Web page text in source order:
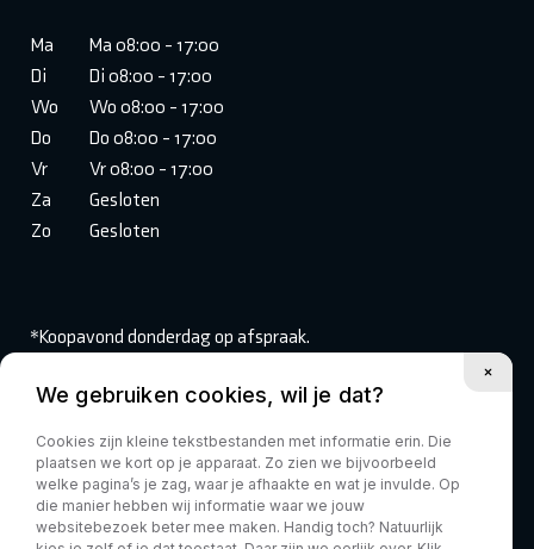
Ma
Ma 08:00 - 17:00
Di
Di 08:00 - 17:00
Wo
Wo 08:00 - 17:00
Do
Do 08:00 - 17:00
Vr
Vr 08:00 - 17:00
Za
Gesloten
Zo
Gesloten
*Koopavond donderdag op afspraak.
Volg ons:
We gebruiken cookies, wil je dat?
Cookies zijn kleine tekstbestanden met informatie erin. Die
plaatsen we kort op je apparaat. Zo zien we bijvoorbeeld
welke pagina’s je zag, waar je afhaakte en wat je invulde. Op
die manier hebben wij informatie waar we jouw
websitebezoek beter mee maken. Handig toch? Natuurlijk